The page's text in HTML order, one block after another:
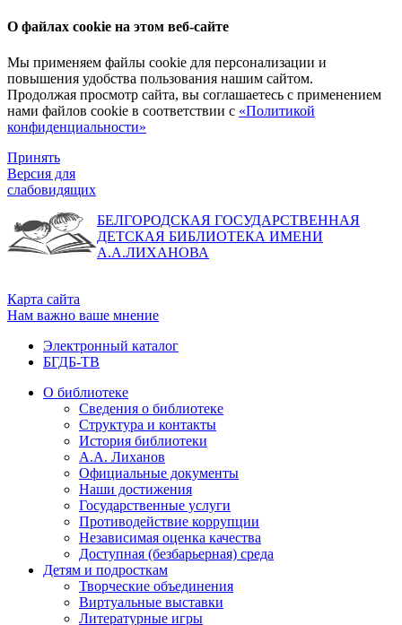
О файлах cookie на этом веб-сайте
Мы применяем файлы cookie для персонализации и
повышения удобства пользования нашим сайтом.
Продолжая просмотр сайта, вы соглашаетесь с применением
нами файлов cookie в соответствии с «Политикой
конфиденциальности»
Принять
Версия для
слабовидящих
БЕЛГОРОДСКАЯ ГОСУДАРСТВЕННАЯ
ДЕТСКАЯ БИБЛИОТЕКА ИМЕНИ
А.А.ЛИХАНОВА
Карта сайта
Нам важно ваше мнение
Электронный каталог
БГДБ-ТВ
О библиотеке
Сведения о библиотеке
Структура и контакты
История библиотеки
А.А. Лиханов
Официальные документы
Наши достижения
Государственные услуги
Противодействие коррупции
Независимая оценка качества
Доступная (безбарьерная) среда
Детям и подросткам
Творческие объединения
Виртуальные выставки
Литературные игры